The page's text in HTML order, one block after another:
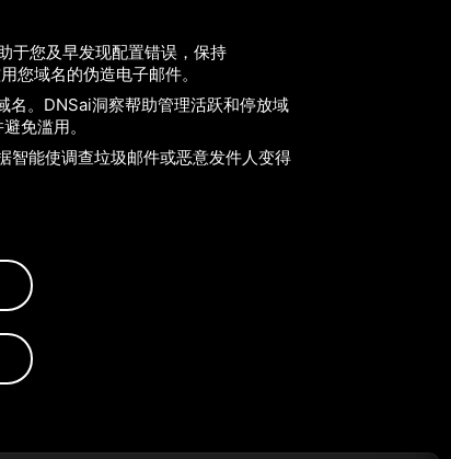
于您及早发现配置错误，保持
您域名的伪造电子邮件。
名。DNSai洞察帮助管理活跃和停放域
免滥用。
智能使调查垃圾邮件或恶意发件人变得